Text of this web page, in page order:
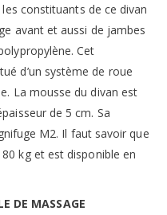
constituants de ce divan
avant et aussi de jambes
Cet
d’un système de roue
La mousse du divan est
de 5 cm. Sa
M2. Il faut savoir que
kg et est disponible en
DE MASSAGE